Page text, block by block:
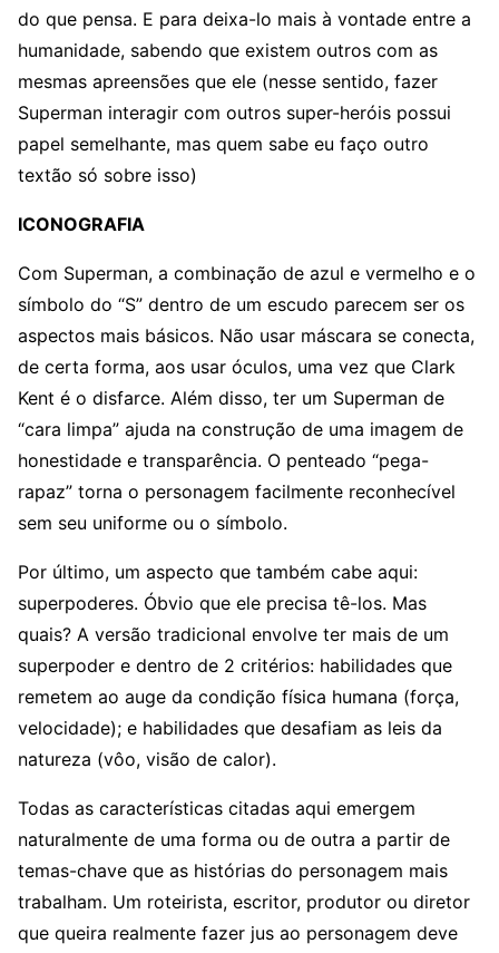
do que pensa. E para deixa-lo mais à vontade entre a
humanidade, sabendo que existem outros com as
mesmas apreensões que ele (nesse sentido, fazer
Superman interagir com outros super-heróis possui
papel semelhante, mas quem sabe eu faço outro
textão só sobre isso)
ICONOGRAFIA
Com Superman, a combinação de azul e vermelho e o
símbolo do “S” dentro de um escudo parecem ser os
aspectos mais básicos. Não usar máscara se conecta,
de certa forma, aos usar óculos, uma vez que Clark
Kent é o disfarce. Além disso, ter um Superman de
“cara limpa” ajuda na construção de uma imagem de
honestidade e transparência. O penteado “pega-
rapaz” torna o personagem facilmente reconhecível
sem seu uniforme ou o símbolo.
Por último, um aspecto que também cabe aqui:
superpoderes. Óbvio que ele precisa tê-los. Mas
quais? A versão tradicional envolve ter mais de um
superpoder e dentro de 2 critérios: habilidades que
remetem ao auge da condição física humana (força,
velocidade); e habilidades que desafiam as leis da
natureza (vôo, visão de calor).
Todas as características citadas aqui emergem
naturalmente de uma forma ou de outra a partir de
temas-chave que as histórias do personagem mais
trabalham. Um roteirista, escritor, produtor ou diretor
que queira realmente fazer jus ao personagem deve